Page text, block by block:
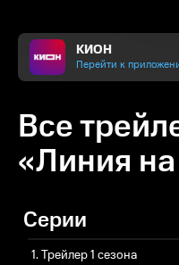
КИОН
Перейти к
Все
«Линия
Серии
1. Трейлер 1 сезона